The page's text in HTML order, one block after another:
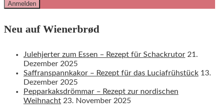
Neu auf Wienerbrød
Julehjerter zum Essen – Rezept für Schackrutor 21.
Dezember 2025
Saffranspannkakor – Rezept für das Luciafrühstück 13.
Dezember 2025
Pepparkaksdrömmar – Rezept zur nordischen
Weihnacht 23. November 2025